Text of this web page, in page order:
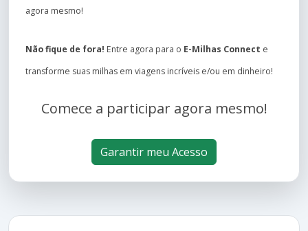
agora mesmo!
Não fique de fora! Entre agora para o E-Milhas Connect e
transforme suas milhas em viagens incríveis e/ou em dinheiro!
Comece a participar agora mesmo!
Garantir meu Acesso